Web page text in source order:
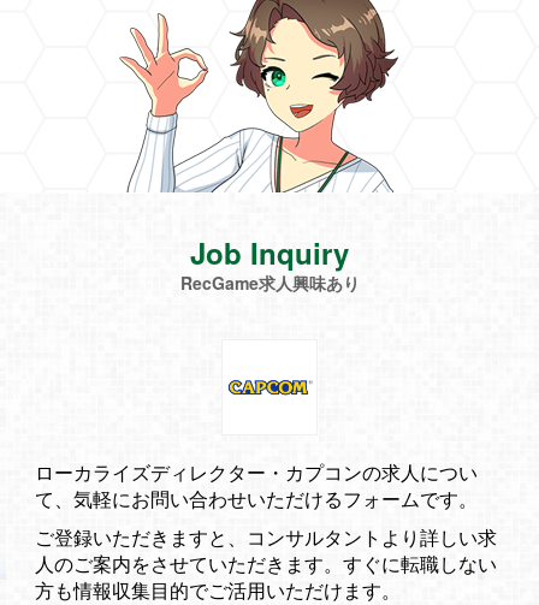
Job Inquiry
RecGame求人興味あり
ローカライズディレクター・カプコンの求人につい
て、気軽にお問い合わせいただけるフォームです。
ご登録いただきますと、コンサルタントより詳しい求
人のご案内をさせていただきます。すぐに転職しない
方も情報収集目的でご活用いただけます。